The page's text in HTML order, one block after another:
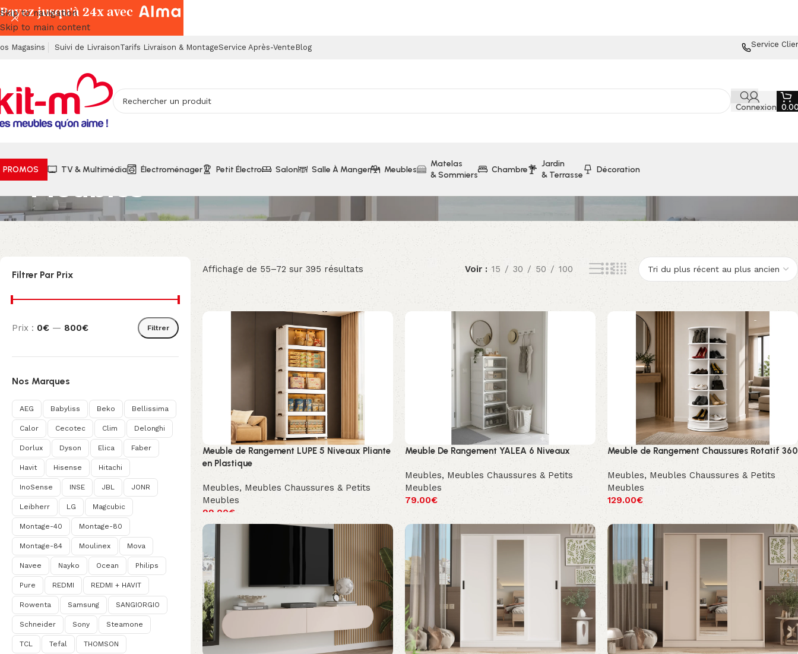
Skip to navigation
Skip to main content
Magasins Suivi de LivraisonTarifs Livraison & MontageService Après-Vente Blog Service
Connexion
PROMOS TV & Multimédia Électroménager Petit Électro Salon Salle À Manger Meubles
Matelas
& Sommiers
Chambre
Jardin
& Terrasse
Décoration
Meubles
Filtrer Par Prix
Filtrer
Prix : 0€ — 800€
Nos Marques
AEG Babyliss Beko Bellissima
Calor Cecotec Clim Delonghi
Dorlux Dyson Elica Faber
Havit Hisense Hitachi
InoSense INSE JBL JONR
Leibherr LG Magcubic
Montage-40 Montage-80
Montage-84 Moulinex Mova
Navee Nayko Ocean Philips
Pure REDMI REDMI + HAVIT
Rowenta Samsung SANGIORGIO
Schneider Sony Steamone
TCL Tefal THOMSON
Affichage de 55–72 sur 395 résultats Voir 15 30 50 100
Meuble de Rangement LUPE 5 Niveaux Pliante
en Plastique
Meubles, Meubles Chaussures & Petits
Meubles
99.00€
Meuble De Rangement YALEA 6 Niveaux
Meubles, Meubles Chaussures & Petits
Meubles
79.00€
Meuble de Rangement Chaussures Rotatif 360
Meubles, Meubles Chaussures & Petits
Meubles
129.00€
Payez jusqu'à 24x avec